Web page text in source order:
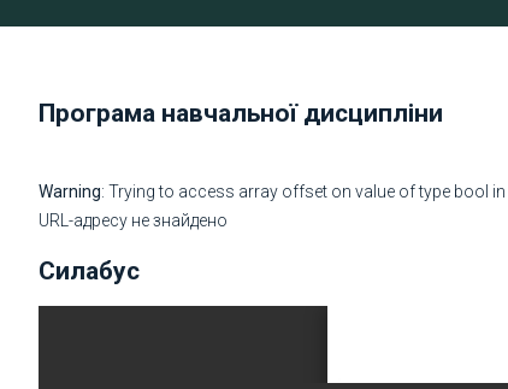
Програма навчальної дисципліни
Warning: Trying to access array offset on value of type bool in
URL-адресу не знайдено
Силабус